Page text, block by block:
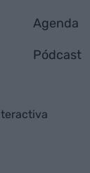
Agenda
Pódcast